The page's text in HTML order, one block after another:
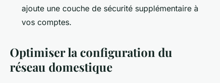
ajoute une couche de sécurité supplémentaire à
vos comptes.
Optimiser la configuration du
réseau domestique